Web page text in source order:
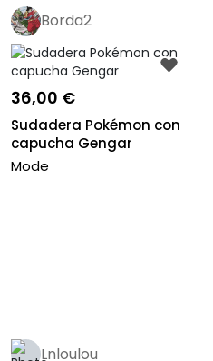
Borda2
36,00 €
Sudadera Pokémon con
capucha Gengar
Mode
Lnloulou